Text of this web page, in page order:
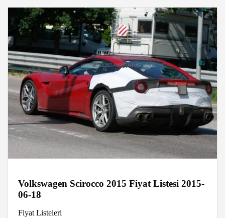
Volkswagen Scirocco 2015 Fiyat Listesi 2015-
06-18
Fiyat Listeleri